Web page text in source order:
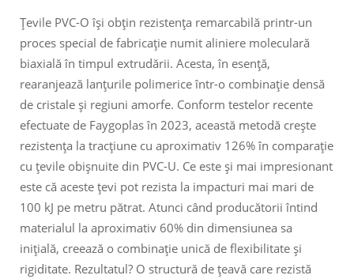
Țevile PVC-O își obțin rezistența remarcabilă printr-un
proces special de fabricație numit aliniere moleculară
biaxială în timpul extrudării. Acesta, în esență,
rearanjează lanțurile polimerice într-o combinație densă
de cristale și regiuni amorfe. Conform testelor recente
efectuate de Faygoplas în 2023, această metodă crește
rezistența la tracțiune cu aproximativ 126% în comparație
cu țevile obișnuite din PVC-U. Ce este și mai impresionant
este că aceste țevi pot rezista la impacturi mai mari de
100 kJ pe metru pătrat. Atunci când producătorii întind
materialul la aproximativ 60% din dimensiunea sa
inițială, creează o combinație unică de flexibilitate și
rigiditate. Rezultatul? O structură de țeavă care rezistă